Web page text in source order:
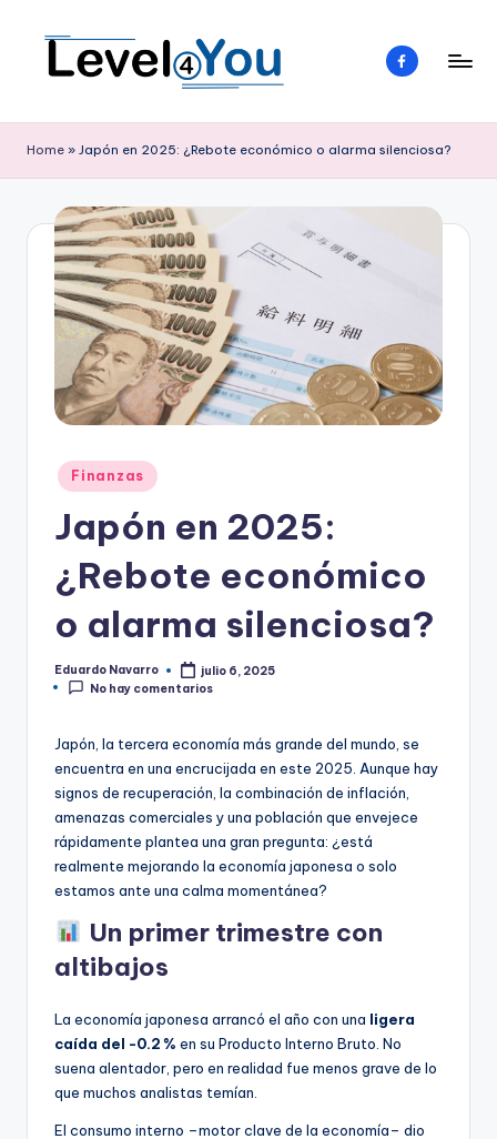
Saltar
e
v
e
4
emprendedora
Elemento
del
Home » Japón en 2025: ¿Rebote económico o alarma silenciosa?
Publicado
en
Finanzas
Japón en 2025:
¿Rebote económico
o alarma silenciosa?
Publicado
por
Eduardo Navarro
julio 6, 2025
No hay comentarios
Japón, la tercera economía más grande del mundo, se
encuentra en una encrucijada en este 2025. Aunque hay
signos de recuperación, la combinación de inflación,
amenazas comerciales y una población que envejece
rápidamente plantea una gran pregunta: ¿está
realmente mejorando la economía japonesa o solo
estamos ante una calma momentánea?
Un primer trimestre con
altibajos
La economía japonesa arrancó el año con una ligera
caída del -0.2 % en su Producto Interno Bruto. No
suena alentador, pero en realidad fue menos grave de lo
que muchos analistas temían.
El consumo interno –motor clave de la economía– dio